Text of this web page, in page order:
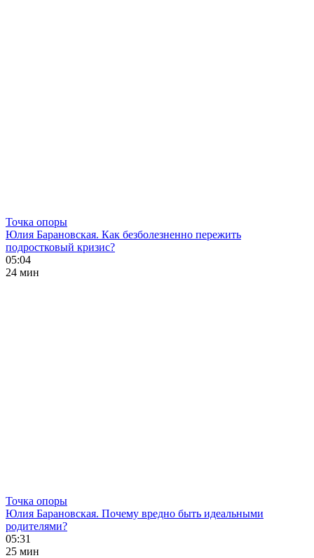
Точка опоры
Юлия Барановская. Как безболезненно пережить
подростковый кризис?
05:04
24 мин
Точка опоры
Юлия Барановская. Почему вредно быть идеальными
родителями?
05:31
25 мин